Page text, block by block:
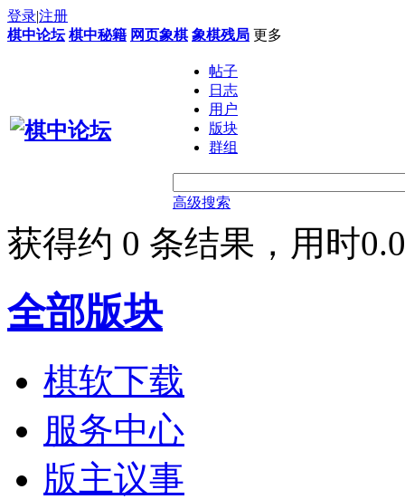
登录|注册
棋中论坛 棋中秘籍 网页象棋 象棋残局 更多
帖子
日志
用户
版块
群组
高级搜索
获得约 0 条结果，用时
全部版块
棋软下载
服务中心
版主议事